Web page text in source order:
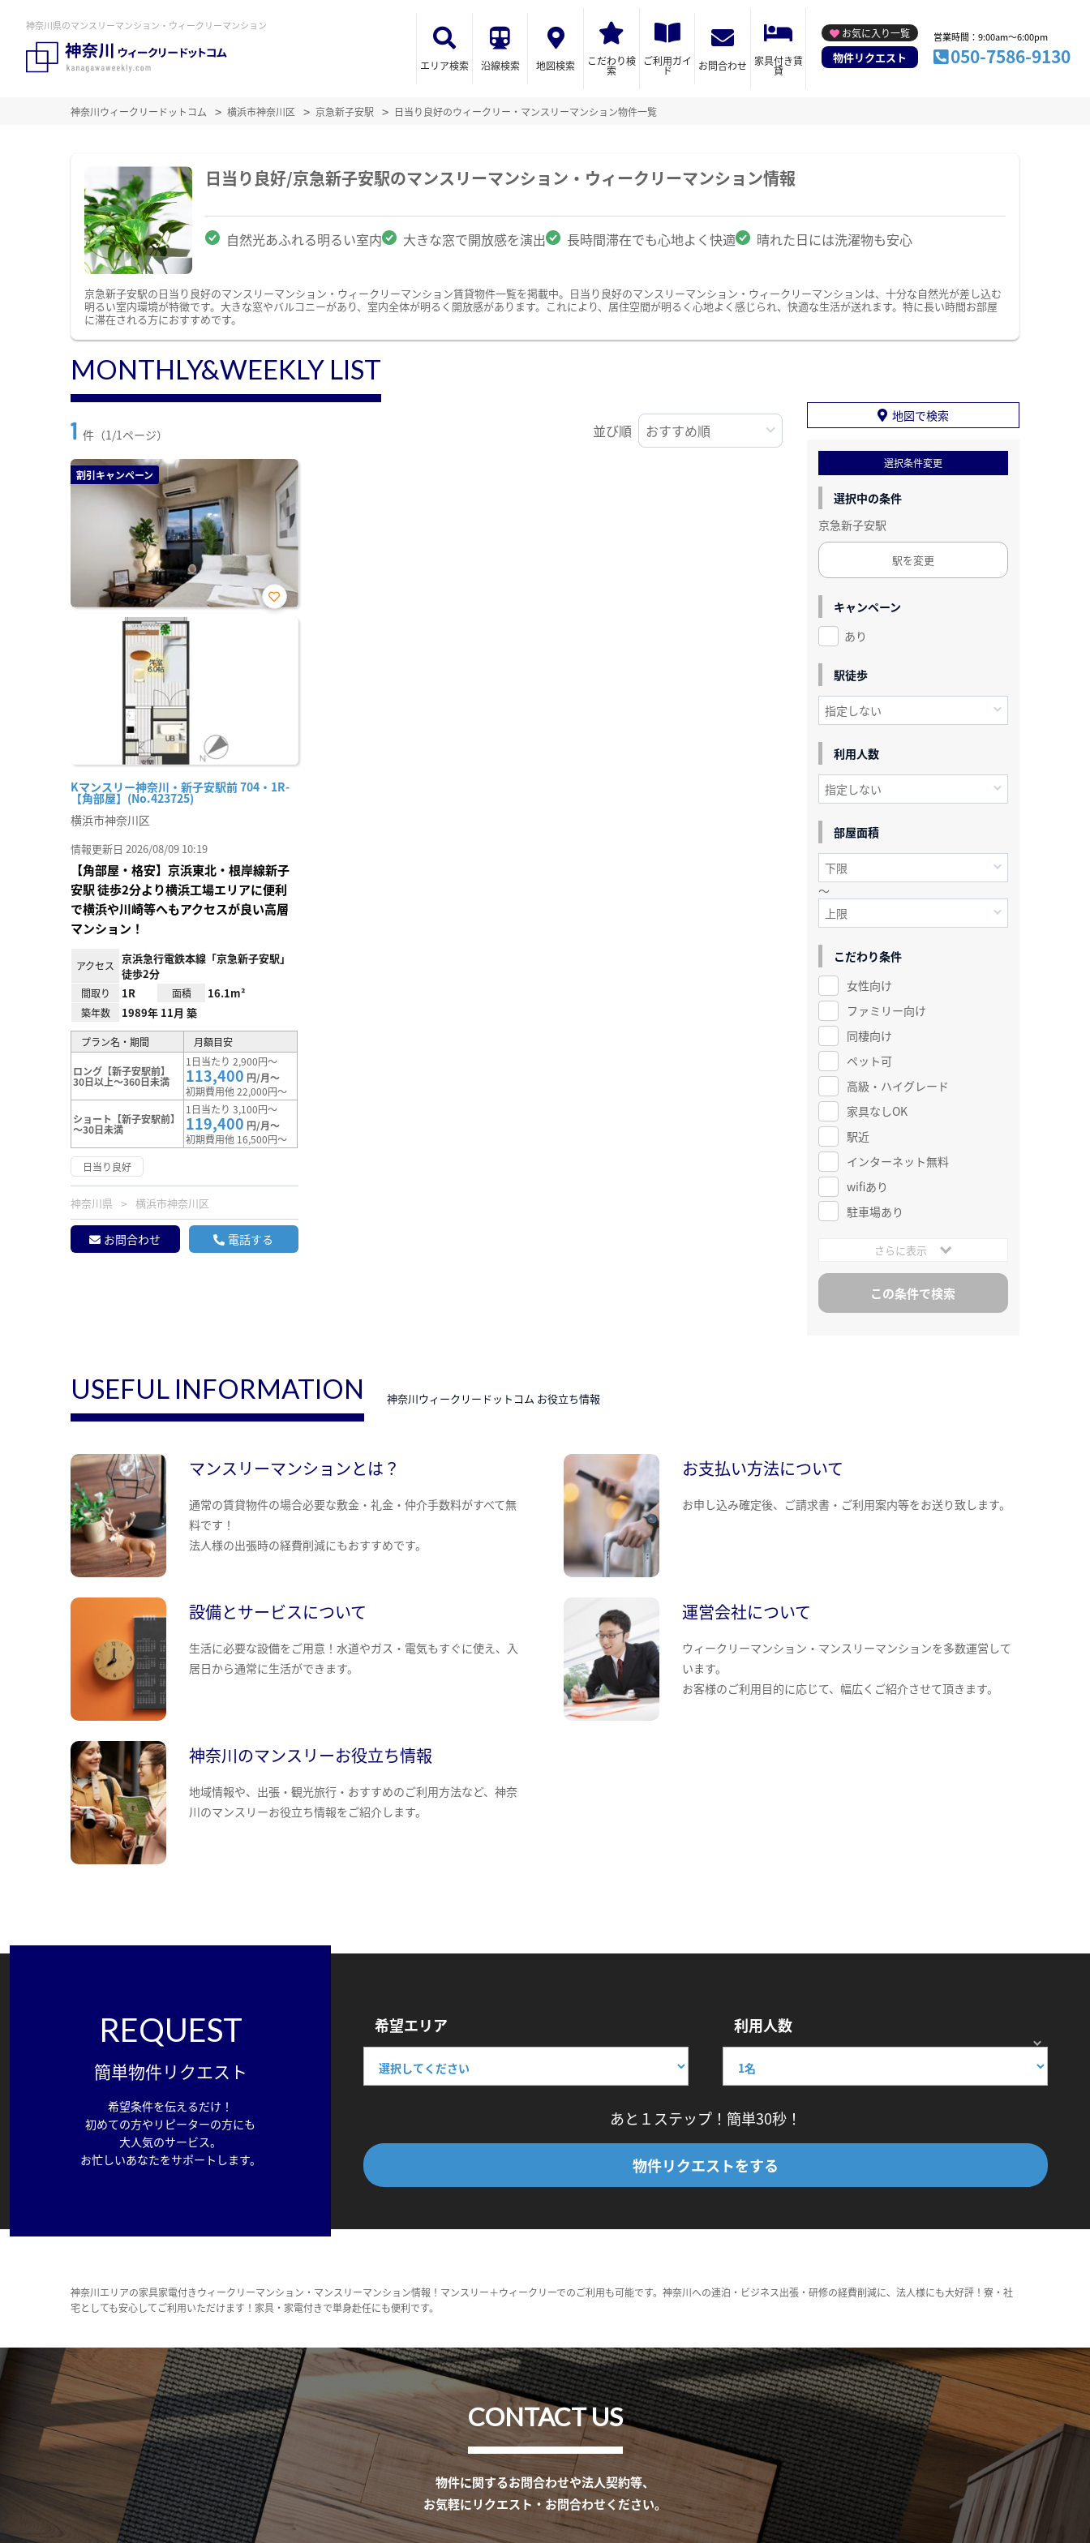
神奈川県のマンスリーマンション・ウィークリーマンション
エリア検索 沿線検索 地図検索 こだわり検
索
ご利用ガイ
ド お問合わせ 家具付き賃
貸
お気に入り一覧
物件リクエスト
営業時間：9:00am～6:00pm
050-7586-9130
神奈川ウィークリードットコム 横浜市神奈川区 京急新子安駅 日当り良好のウィークリー・マンスリーマンション物件一覧
日当り良好/京急新子安駅のマンスリーマンション・ウィークリーマンション情報
自然光あふれる明るい室内 大きな窓で開放感を演出 長時間滞在でも心地よく快適 晴れた日には洗濯物も安心
京急新子安駅の日当り良好のマンスリーマンション・ウィークリーマンション賃貸物件一覧を掲載中。日当り良好のマンスリーマンション・ウィークリーマンションは、十分な自然光が差し込む
明るい室内環境が特徴です。大きな窓やバルコニーがあり、室内全体が明るく開放感があります。これにより、居住空間が明るく心地よく感じられ、快適な生活が送れます。特に長い時間お部屋
に滞在される方におすすめです。
MONTHLY&WEEKLY LIST
1 件（1/1ページ） 並び順
割引キャンペーン
Kマンスリー神奈川・新子安駅前 704・1R-
【角部屋】(No.423725)
お気
横浜市神奈川区
情報更新日 2026/08/09 10:19
【角部屋・格安】京浜東北・根岸線新子
安駅 徒歩2分より横浜工場エリアに便利
で横浜や川崎等へもアクセスが良い高層
マンション！
アクセス
京浜急行電鉄本線「京急新子安駅」
徒歩2分
間取り 1R 面積 16.1m²
築年数 1989年 11月 築
プラン名・期間 月額目安
ロング【新子安駅前】
30日以上～360日未満
1日当たり 2,900円～
113,400 円/月～
初期費用他 22,000円～
ショート【新子安駅前】
～30日未満
1日当たり 3,100円～
119,400 円/月～
初期費用他 16,500円～
日当り良好
神奈川県 横浜市神奈川区
お問合わせ 電話する
地図で検索
選択条件変更
選択中の条件
京急新子安駅
駅を変更
キャンペーン
あり
駅徒歩
利用人数
部屋面積
～
こだわり条件
女性向け
ファミリー向け
同棲向け
ペット可
高級・ハイグレード
家具なしOK
駅近
インターネット無料
wifiあり
駐車場あり
さらに表示
USEFUL INFORMATION 神奈川ウィークリードットコム お役立ち情報
マンスリーマンションとは？
通常の賃貸物件の場合必要な敷金・礼金・仲介手数料がすべて無
料です！
法人様の出張時の経費削減にもおすすめです。
お支払い方法について
お申し込み確定後、ご請求書・ご利用案内等をお送り致します。
設備とサービスについて
生活に必要な設備をご用意！水道やガス・電気もすぐに使え、入
居日から通常に生活ができます。
運営会社について
ウィークリーマンション・マンスリーマンションを多数運営して
います。
お客様のご利用目的に応じて、幅広くご紹介させて頂きます。
神奈川のマンスリーお役立ち情報
地域情報や、出張・観光旅行・おすすめのご利用方法など、神奈
川のマンスリーお役立ち情報をご紹介します。
REQUEST
簡単物件リクエスト
希望条件を伝えるだけ！
初めての方やリピーターの方にも
大人気のサービス。
お忙しいあなたをサポートします。
希望エリア 利用人数
あと１ステップ！簡単30秒！
物件リクエストをする
神奈川エリアの家具家電付きウィークリーマンション・マンスリーマンション情報！マンスリー＋ウィークリーでのご利用も可能です。神奈川への連泊・ビジネス出張・研修の経費削減に、法人様にも大好評！寮・社
宅としても安心してご利用いただけます！家具・家電付きで単身赴任にも便利です。
CONTACT US
物件に関するお問合わせや法人契約等、
お気軽にリクエスト・お問合わせください。